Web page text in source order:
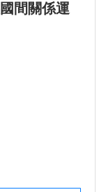
間關係運